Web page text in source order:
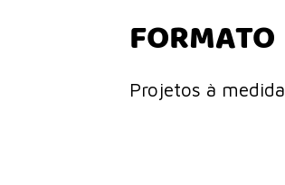
FORMATO
Projetos à medida